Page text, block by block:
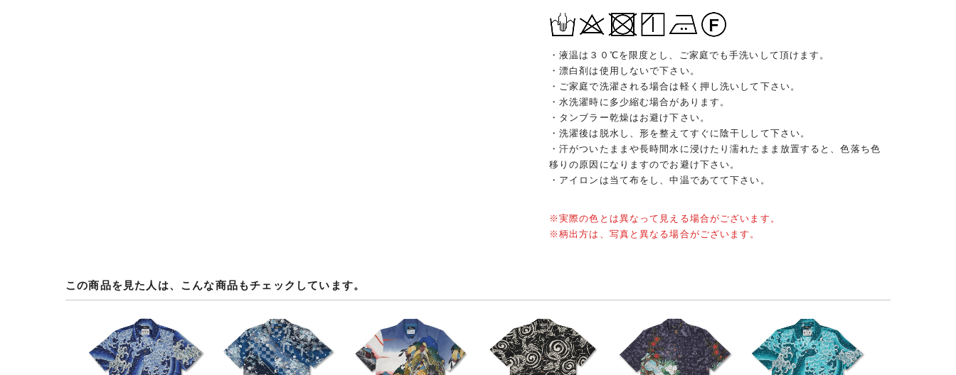
・液温は３０℃を限度とし、ご家庭でも手洗いして頂けます。
・漂白剤は使用しないで下さい。
・ご家庭で洗濯される場合は軽く押し洗いして下さい。
・水洗濯時に多少縮む場合があります。
・タンブラー乾燥はお避け下さい。
・洗濯後は脱水し、形を整えてすぐに陰干しして下さい。
・汗がついたままや長時間水に浸けたり濡れたまま放置すると、色落ち色
移りの原因になりますのでお避け下さい。
・アイロンは当て布をし、中温であてて下さい。
※実際の色とは異なって見える場合がございます。
※柄出方は、写真と異なる場合がございます。
この商品を見た人は、こんな商品もチェックしています。